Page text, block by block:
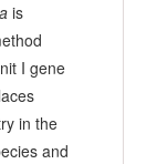
is
I gene
in the
and